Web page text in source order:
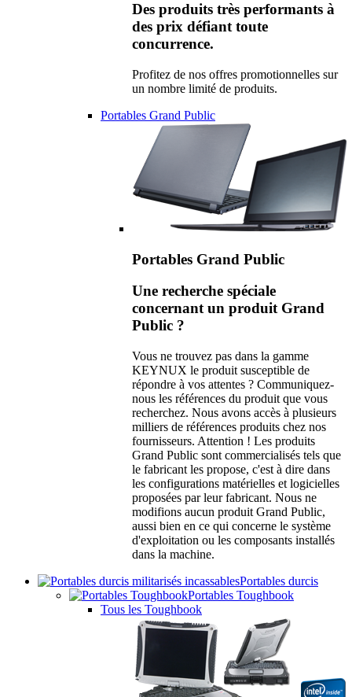
Des produits très performants à
des prix défiant toute
concurrence.
Profitez de nos offres promotionnelles sur
un nombre limité de produits.
Portables Grand Public
Portables Grand Public
Une recherche spéciale
concernant un produit Grand
Public ?
Vous ne trouvez pas dans la gamme
KEYNUX le produit susceptible de
répondre à vos attentes ? Communiquez-
nous les références du produit que vous
recherchez. Nous avons accès à plusieurs
milliers de références produits chez nos
fournisseurs. Attention ! Les produits
Grand Public sont commercialisés tels que
le fabricant les propose, c'est à dire dans
les configurations matérielles et logicielles
proposées par leur fabricant. Nous ne
modifions aucun produit Grand Public,
aussi bien en ce qui concerne le système
d'exploitation ou les composants installés
dans la machine.
Portables durcis
Portables Toughbook
Tous les Toughbook